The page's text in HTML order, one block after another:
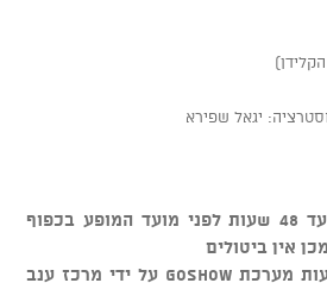
יגאל שפירא
* ניתן לבטל כרטיסים עד 48 שעות לפני מועד המופע בכפוף
* מוצר זה נמכר באמצעות מערכת GOSHOW על ידי מרכז ענב